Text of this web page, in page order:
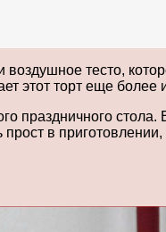
воздушное тесто,
этот торт еще
праздничного
в